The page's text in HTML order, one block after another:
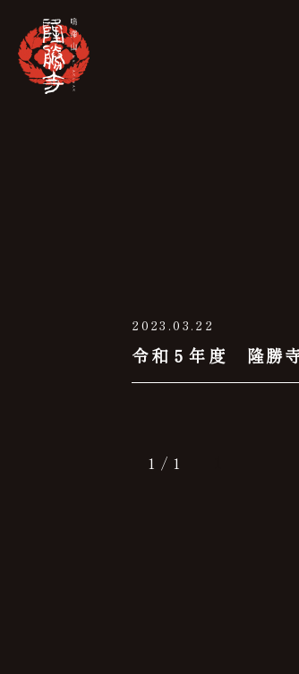
2023.03.22
令和５年度 隆勝
1 / 1